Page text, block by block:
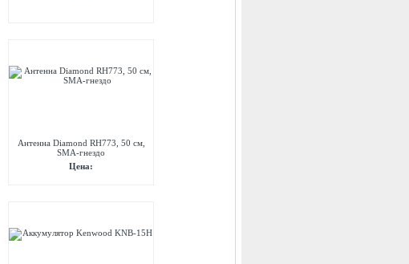
Антенна Diamond RH773, 50 см,
SMA-гнездо
Цена: